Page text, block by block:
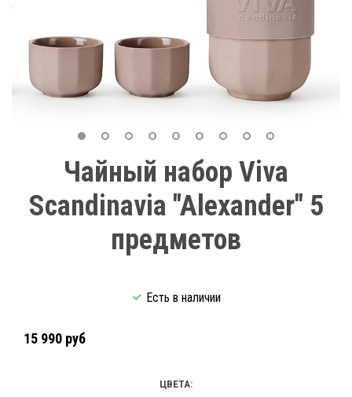
Чайный набор Viva
Scandinavia "Alexander" 5
предметов
Есть в наличии
15 990 руб
ЦВЕТА: